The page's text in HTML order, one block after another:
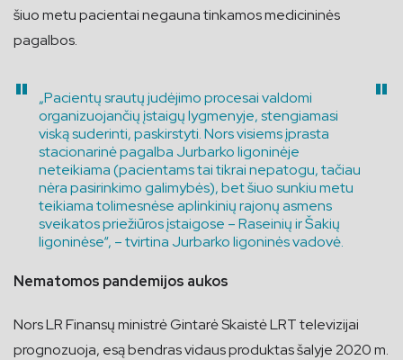
šiuo metu pacientai negauna tinkamos medicininės
pagalbos.
„Pacientų srautų judėjimo procesai valdomi
organizuojančių įstaigų lygmenyje, stengiamasi
viską suderinti, paskirstyti. Nors visiems įprasta
stacionarinė pagalba Jurbarko ligoninėje
neteikiama (pacientams tai tikrai nepatogu, tačiau
nėra pasirinkimo galimybės), bet šiuo sunkiu metu
teikiama tolimesnėse aplinkinių rajonų asmens
sveikatos priežiūros įstaigose – Raseinių ir Šakių
ligoninėse“, – tvirtina Jurbarko ligoninės vadovė.
Nematomos pandemijos aukos
Nors LR Finansų ministrė Gintarė Skaistė LRT televizijai
prognozuoja, esą bendras vidaus produktas šalyje 2020 m.